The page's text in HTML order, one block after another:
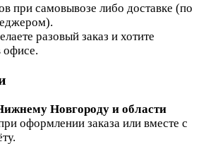
при самовывозе либо доставке (по
разовый заказ и хотите
офисе.
Новгороду и области
оформлении заказа или вместе с